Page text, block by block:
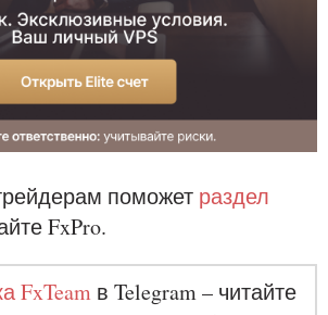
поможет раздел
FxPro.
FxTeam в Telegram – читайте